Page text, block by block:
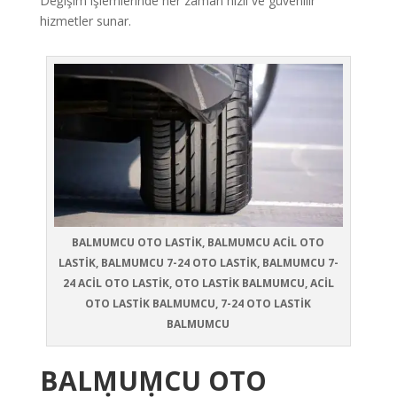
hizmetler sunar.
BALMUMCU OTO LASTİK, BALMUMCU ACİL OTO
LASTİK, BALMUMCU 7-24 OTO LASTİK, BALMUMCU 7-
24 ACİL OTO LASTİK, OTO LASTİK BALMUMCU, ACİL
OTO LASTİK BALMUMCU, 7-24 OTO LASTİK
BALMUMCU
BALMUMCU OTO